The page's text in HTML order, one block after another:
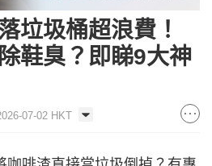
垃圾桶超浪費！
鞋臭？即睇9大神
07-02 HKT